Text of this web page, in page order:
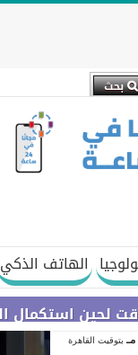
الهاتف الذكي
بتوقيت القاهرة